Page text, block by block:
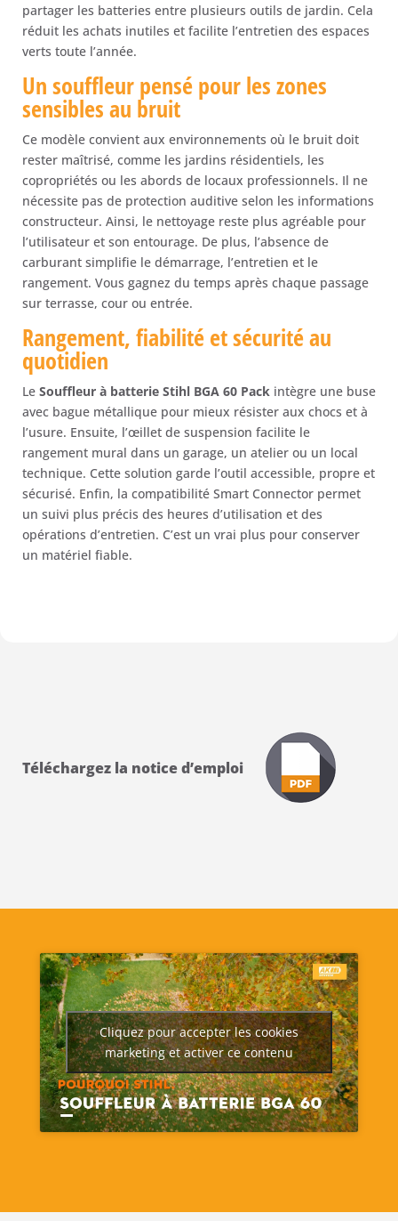
partager les batteries entre plusieurs outils de jardin. Cela
réduit les achats inutiles et facilite l’entretien des espaces
verts toute l’année.
Un souffleur pensé pour les zones
sensibles au bruit
Ce modèle convient aux environnements où le bruit doit
rester maîtrisé, comme les jardins résidentiels, les
copropriétés ou les abords de locaux professionnels. Il ne
nécessite pas de protection auditive selon les informations
constructeur. Ainsi, le nettoyage reste plus agréable pour
l’utilisateur et son entourage. De plus, l’absence de
carburant simplifie le démarrage, l’entretien et le
rangement. Vous gagnez du temps après chaque passage
sur terrasse, cour ou entrée.
Rangement, fiabilité et sécurité au
quotidien
Le Souffleur à batterie Stihl BGA 60 Pack intègre une buse
avec bague métallique pour mieux résister aux chocs et à
l’usure. Ensuite, l’œillet de suspension facilite le
rangement mural dans un garage, un atelier ou un local
technique. Cette solution garde l’outil accessible, propre et
sécurisé. Enfin, la compatibilité Smart Connector permet
un suivi plus précis des heures d’utilisation et des
opérations d’entretien. C’est un vrai plus pour conserver
un matériel fiable.
Téléchargez la notice d’emploi
Cliquez pour accepter les cookies
marketing et activer ce contenu